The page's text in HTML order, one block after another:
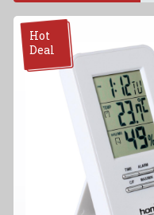
Hot
Deal